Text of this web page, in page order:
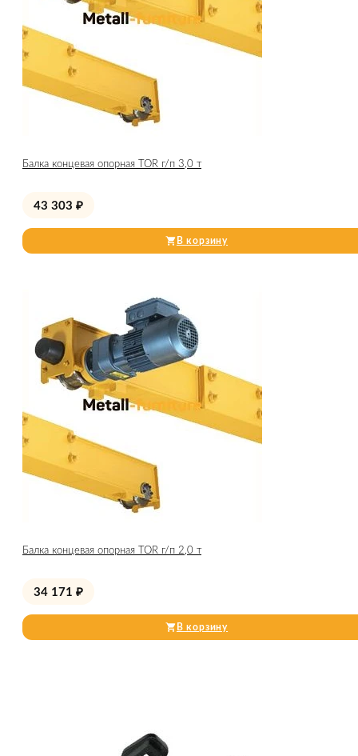
Балка концевая опорная TOR г/п 3,0 т
43 303 ₽
В корзину
Балка концевая опорная TOR г/п 2,0 т
34 171 ₽
В корзину